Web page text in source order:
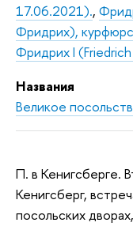
17.06.2021).,
Фридрих),
Фридрих I
Названия
Великое
П. в Кенигсберге.
Кенигсберг,
посольских